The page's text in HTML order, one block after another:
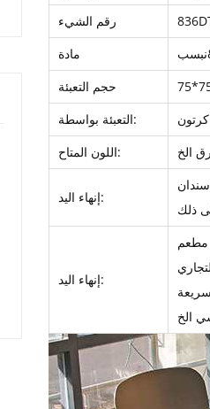
رقم الشيء
مادة
حجم التعبئة
التعبئة بواسطة:
كرتون
اللون المتاح:
إنهاء اليد:
إنهاء اليد: